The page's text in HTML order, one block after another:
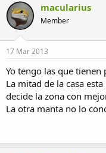
macularius
Member
17 Mar 2013
Yo tengo las que
La mitad de la casa
decide la zona con
La otra manta no lo